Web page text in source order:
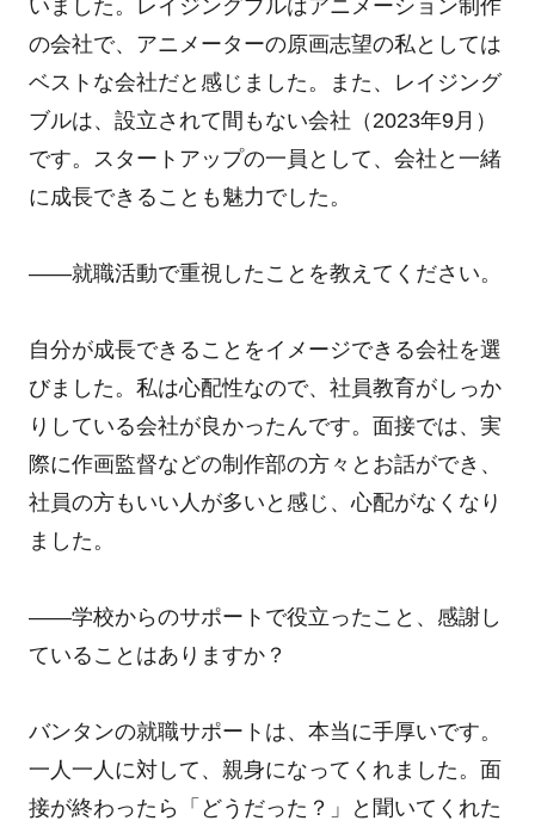
いました。レイジングブルはアニメーション制作
の会社で、アニメーターの原画志望の私としては
ベストな会社だと感じました。また、レイジング
ブルは、設立されて間もない会社（2023年9月）
です。スタートアップの一員として、会社と一緒
に成長できることも魅力でした。
――就職活動で重視したことを教えてください。
自分が成長できることをイメージできる会社を選
びました。私は心配性なので、社員教育がしっか
りしている会社が良かったんです。面接では、実
際に作画監督などの制作部の方々とお話ができ、
社員の方もいい人が多いと感じ、心配がなくなり
ました。
――学校からのサポートで役立ったこと、感謝し
ていることはありますか？
バンタンの就職サポートは、本当に手厚いです。
一人一人に対して、親身になってくれました。面
接が終わったら「どうだった？」と聞いてくれた